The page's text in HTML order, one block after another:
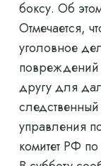
боксу. Об
Отмечается,
уголовное
повреждений
другу для
управления
комитет РФ